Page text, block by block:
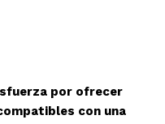
por ofrecer
con una